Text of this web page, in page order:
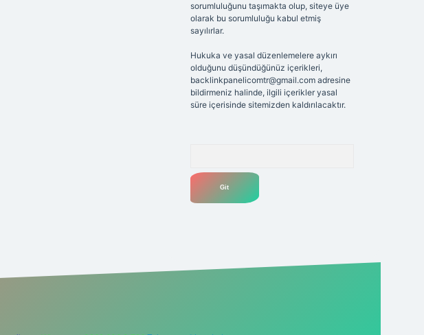
sorumluluğunu taşımakta olup, siteye üye
olarak bu sorumluluğu kabul etmiş
sayılırlar.
Hukuka ve yasal düzenlemelere aykırı
olduğunu düşündüğünüz içerikleri,
backlinkpanelicomtr@gmail.comadresine
bildirmeniz halinde, ilgili içerikler yasal
süre içerisinde sitemizden kaldırılacaktır.